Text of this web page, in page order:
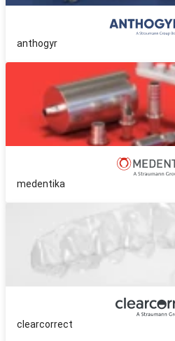
anthogyr
medentika
clearcorrect